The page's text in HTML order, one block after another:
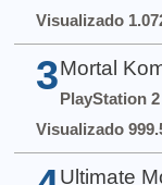
Visualizado
3 Mortal
PlayStation 2
Visualizado
Ultimate